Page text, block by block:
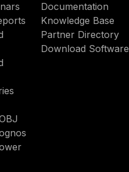
Documentation
Knowledge Base
Partner Directory
Download Software